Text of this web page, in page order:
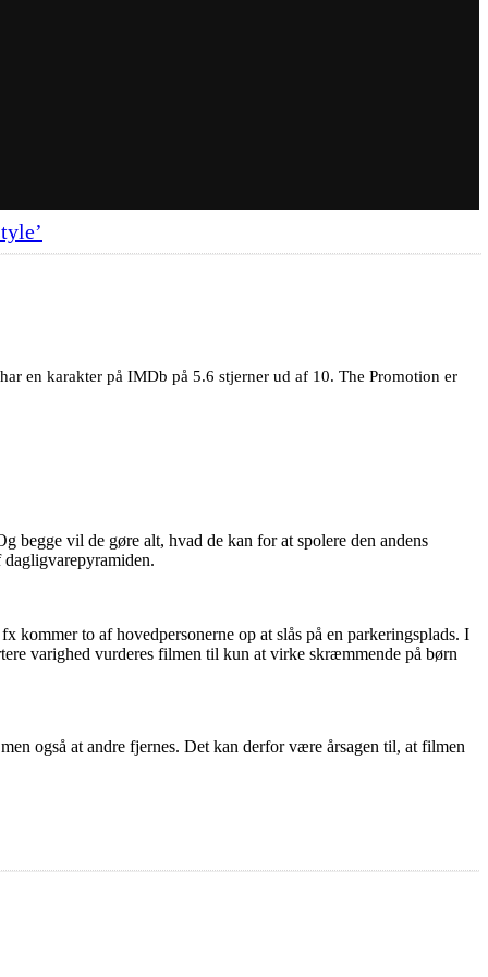
en karakter på IMDb på 5.6 stjerner ud af 10. The Promotion er
begge vil de gøre alt, hvad de kan for at spolere den andens
kommer to af hovedpersonerne op at slås på en parkeringsplads. I
varighed vurderes filmen til kun at virke skræmmende på børn
også at andre fjernes. Det kan derfor være årsagen til, at filmen